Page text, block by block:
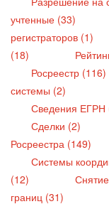
учтенные (33)
регистраторов (1)
(18)
Росреестр (116)
системы (2)
Сведения ЕГРН
Сделки (2)
Росреестра (149)
Системы
(12)
границ (31)